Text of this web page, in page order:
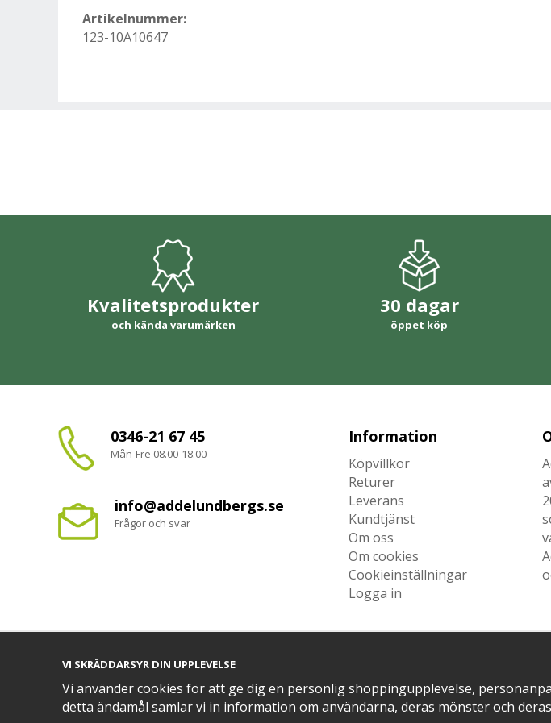
Artikelnummer:
123-10A10647
Kvalitetsprodukter
och kända varumärken
30 dagar
öppet köp
0346-21 67 45
Mån-Fre 08.00-18.00
info@addelundbergs.se
Frågor och svar
Information
Köpvillkor
Returer
Leverans
Kundtjänst
Om oss
Om cookies
Cookieinställningar
Logga in
VI SKRÄDDARSYR DIN UPPLEVELSE
Vi använder cookies för att ge dig en personlig shoppingupplevelse,
detta ändamål samlar vi in information om användarna, deras mönster och